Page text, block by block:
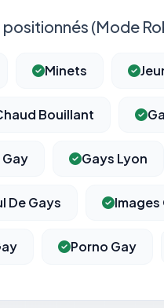
(Mode
Minets
Bouillant
Gays Lyon
De Gays Images
Porno Gay
⚙️